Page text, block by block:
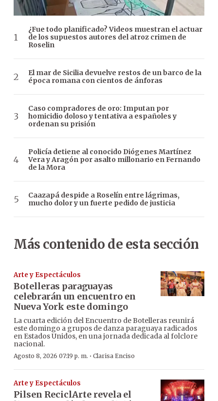
¿Fue todo planificado? Videos muestran el actuar
de los supuestos autores del atroz crimen de
Roselin
El mar de Sicilia devuelve restos de un barco de la
época romana con cientos de ánforas
Caso compradores de oro: Imputan por
homicidio doloso y tentativa a españoles y
ordenan su prisión
Policía detiene al conocido Diógenes Martínez
Vera y Aragón por asalto millonario en Fernando
de la Mora
Caazapá despide a Roselín entre lágrimas,
mucho dolor y un fuerte pedido de justicia
Más contenido de esta sección
Arte y Espectáculos
Botelleras paraguayas
celebrarán un encuentro en
Nueva York este domingo
La cuarta edición del Encuentro de Botelleras reunirá
este domingo a grupos de danza paraguaya radicados
en Estados Unidos, en una jornada dedicada al folclore
nacional.
Agosto 8, 2026 07:19 p. m. · Clarisa Enciso
Arte y Espectáculos
Pilsen ReciclArte revela el